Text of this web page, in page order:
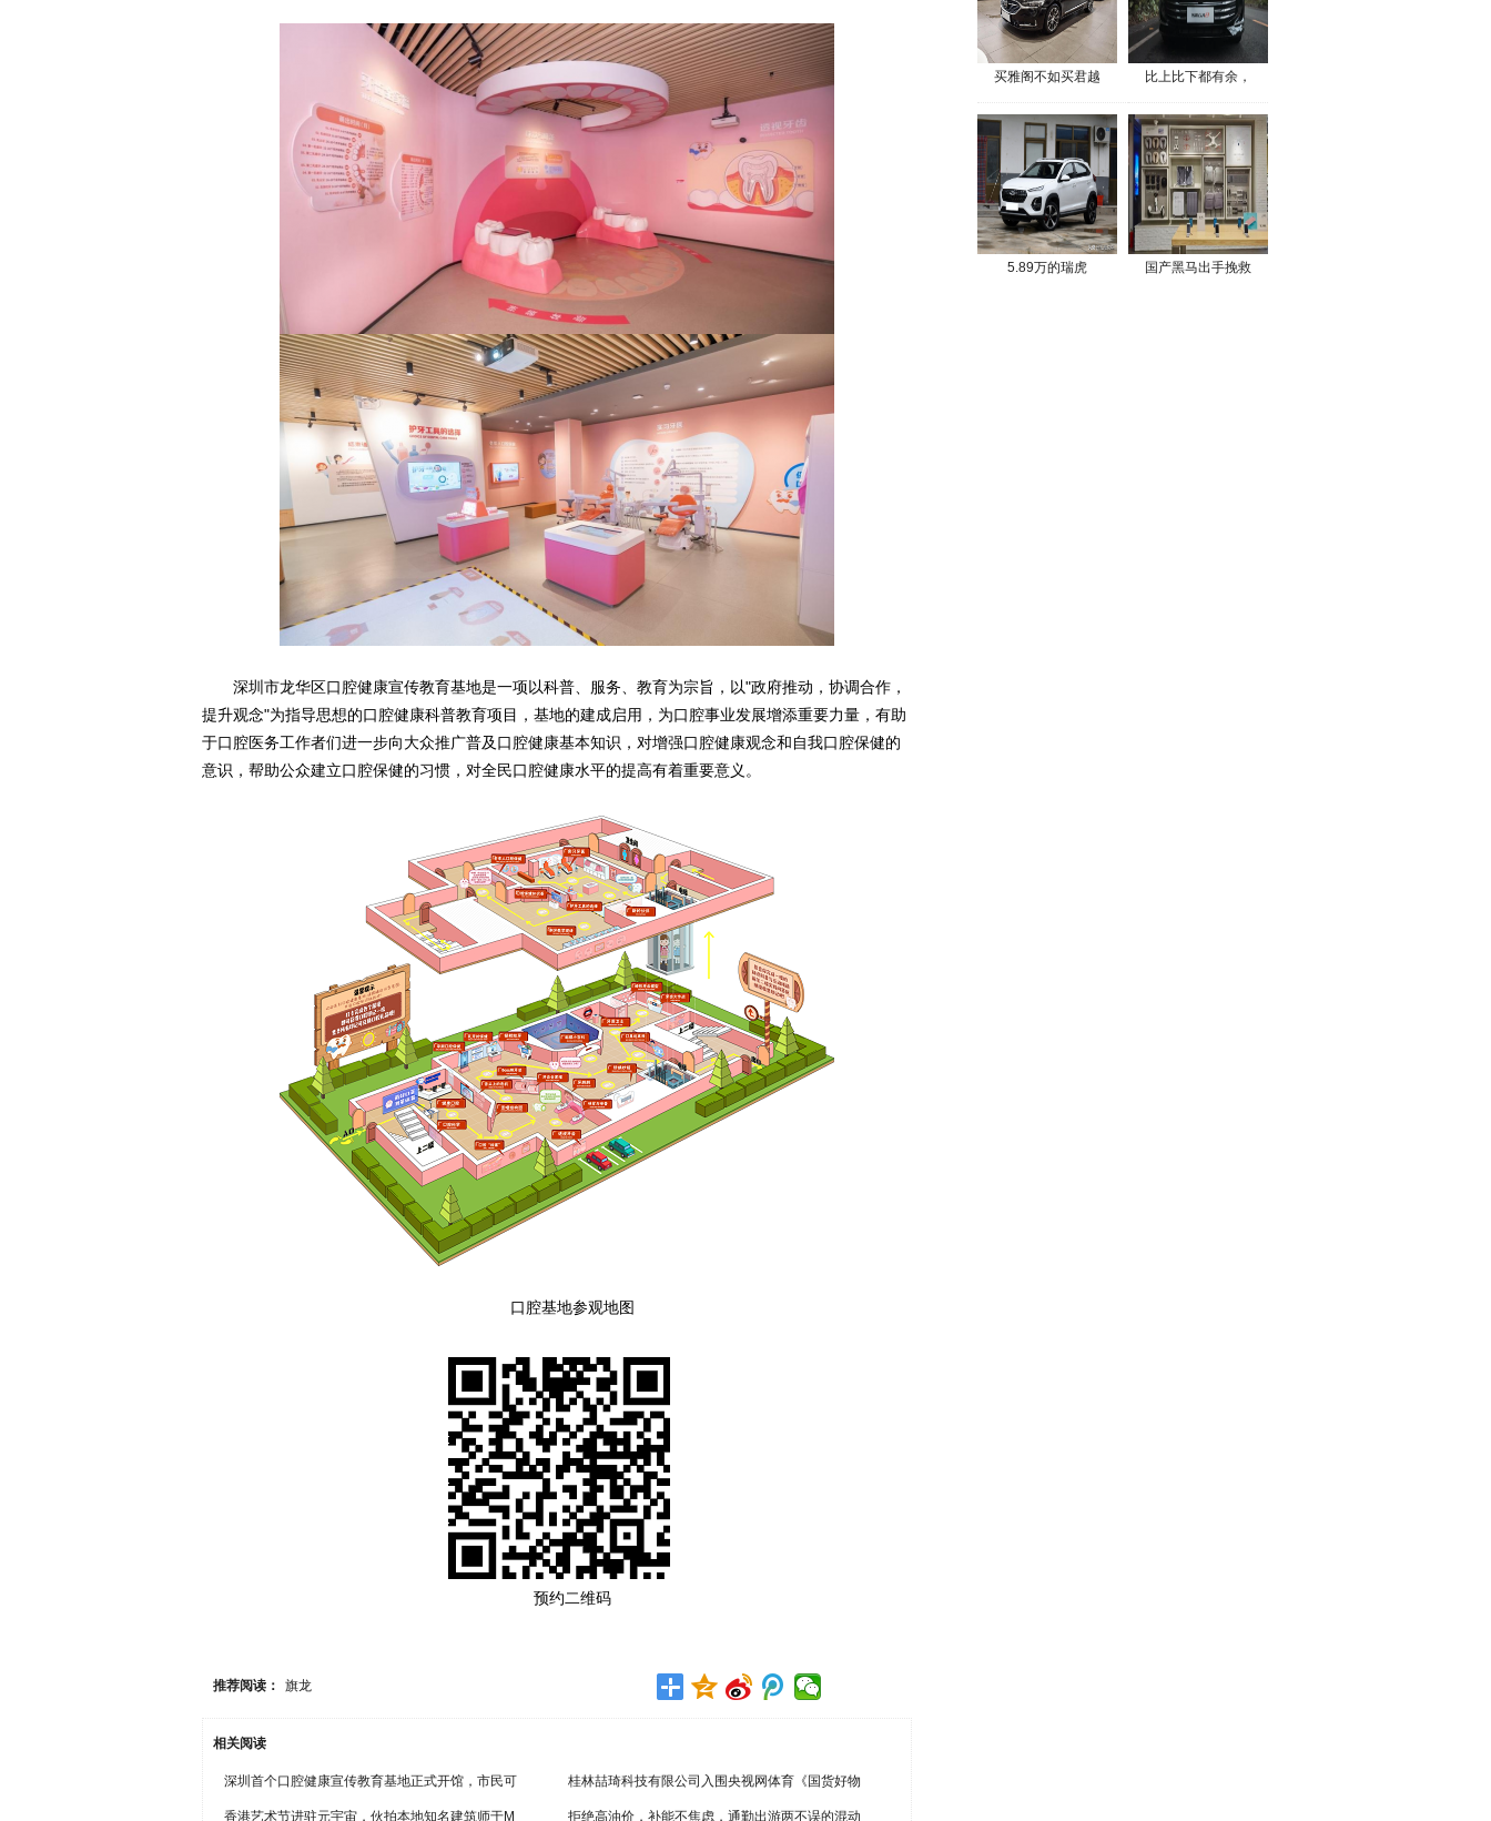
深圳市龙华区口腔健康宣传教育基地是一项以科普、服务、教育为宗旨，以"政府推动，协调合作，
提升观念"为指导思想的口腔健康科普教育项目，基地的建成启用，为口腔事业发展增添重要力量，有助
于口腔医务工作者们进一步向大众推广普及口腔健康基本知识，对增强口腔健康观念和自我口腔保健的
意识，帮助公众建立口腔保健的习惯，对全民口腔健康水平的提高有着重要意义。
口腔基地参观地图
预约二维码
推荐阅读： 旗龙
相关阅读
深圳首个口腔健康宣传教育基地正式开馆，市民可 桂林喆琦科技有限公司入围央视网体育《国货好物
香港艺术节进驻元宇宙，伙拍本地知名建筑师于M 拒绝高油价，补能不焦虑，通勤出游两不误的混动
买雅阁不如买君越 比上比下都有余，
5.89万的瑞虎 国产黑马出手挽救